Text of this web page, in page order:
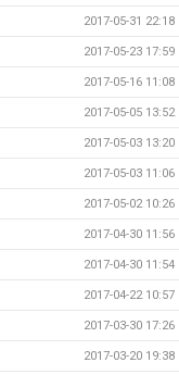
2017-05-31 22:18
2017-05-23 17:59
2017-05-16 11:08
2017-05-05 13:52
2017-05-03 13:20
2017-05-03 11:06
2017-05-02 10:26
2017-04-30 11:56
2017-04-30 11:54
2017-04-22 10:57
2017-03-30 17:26
2017-03-20 19:38